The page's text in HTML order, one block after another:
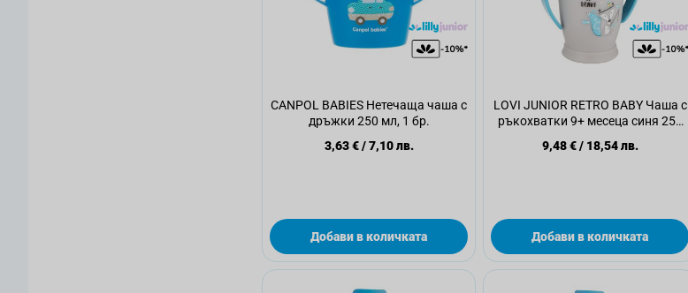
CANPOL BABIES Нетечаща чаша с
дръжки 250 мл, 1 бр.
3,63 €/7,10 лв.
Добави в количката
LOVI JUNIOR RETRO BABY Чаша с
ръкохватки 9+ месеца синя 250
9,48 €/ 18,54 лв.
Добави в количката